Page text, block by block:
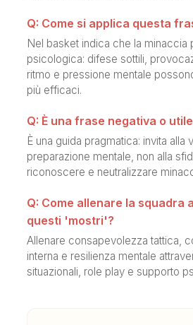
Q: Come si applica questa
Nel basket indica che la minaccia
psicologica: difese sottili,
ritmo e pressione mentale
più efficaci.
Q: È una frase negativa o
È una guida pragmatica: invita alla
preparazione mentale, non alla
riconoscere e neutralizzare
Q: Come allenare la squadra
questi 'mostri'?
Allenare consapevolezza tattica,
interna e resilienza mentale
situazionali, role play e supporto